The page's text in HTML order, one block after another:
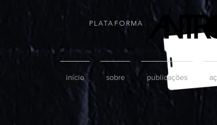
PLATAFORMA
início sobre publicações